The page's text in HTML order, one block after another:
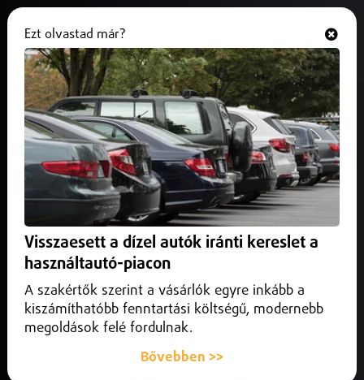
Rosszul kezdte a döntőt a DEAC
jégkorongcsapata
2025. február 27.Sport
A debreceniek hiába szereztek vezetést a Budapest
alulmaradtak.
Ezt olvastad már?
Visszaesett a dízel autók iránti kereslet a
használtautó-piacon
A szakértők szerint a vásárlók egyre inkább a
kiszámíthatóbb fenntartási költségű, modernebb
megoldások felé fordulnak.
Bővebben >>